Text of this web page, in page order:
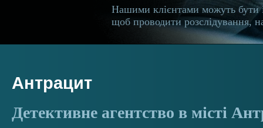
Нашими клієнтами можуть бути
щоб проводити розслідування,
Антрацит
Детективне агентство в місті